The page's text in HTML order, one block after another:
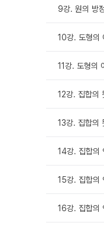
9강. 원의 방
10강. 도형
11강. 도형
12강. 집합
13강. 집합
14강. 집합
15강. 집합
16강. 집합